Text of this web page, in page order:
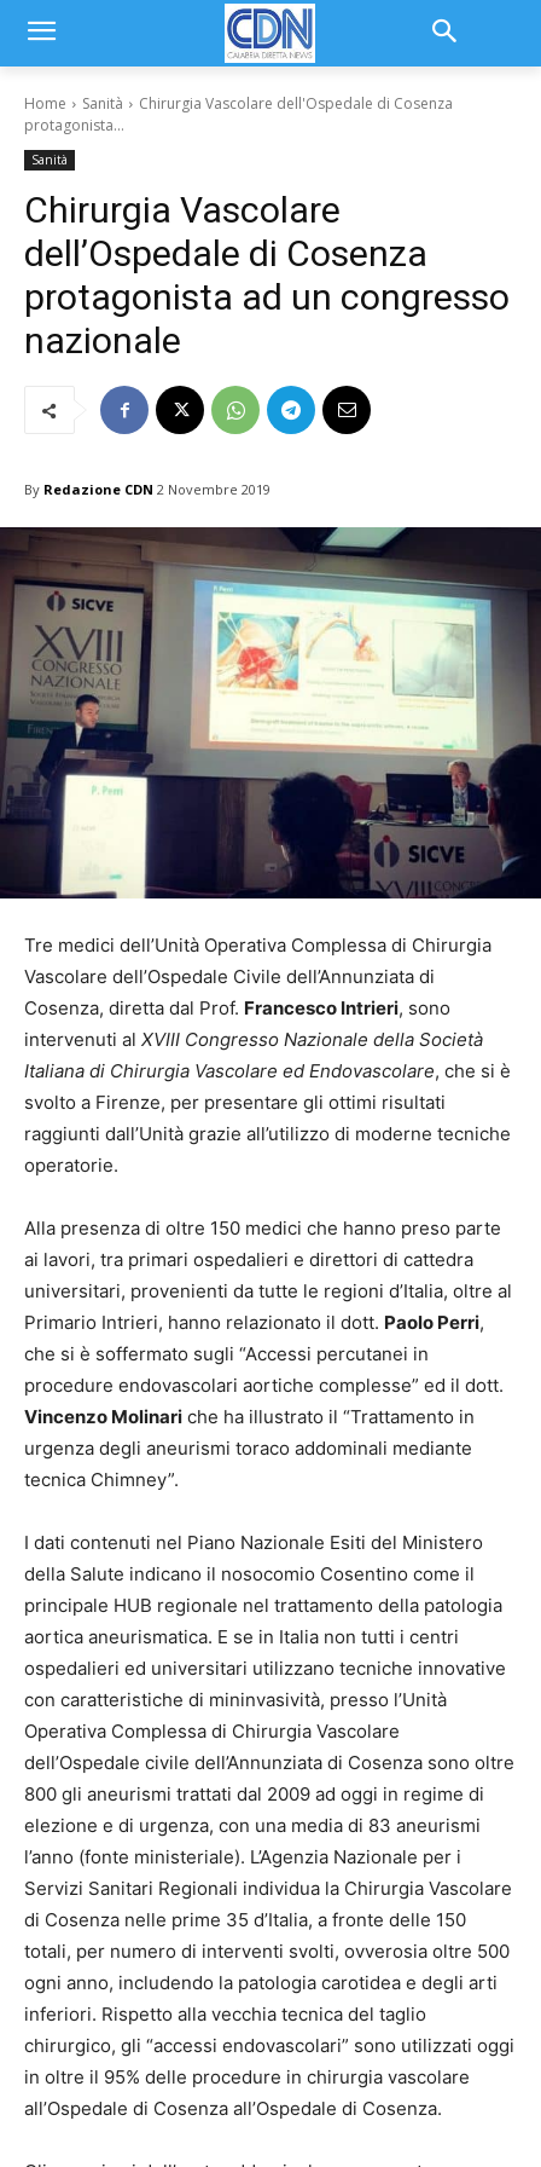
Home Sanità
Chirurgia Vascolare dell'Ospedale di Cosenza
protagonista...
Sanità
Chirurgia Vascolare
dell’Ospedale di Cosenza
protagonista ad un congresso
nazionale
By Redazione CDN 2 Novembre 2019
Tre medici dell’Unità Operativa Complessa di Chirurgia
Vascolare dell’Ospedale Civile dell’Annunziata di
Cosenza, diretta dal Prof. Francesco Intrieri, sono
intervenuti al XVIII Congresso Nazionale della Società
Italiana di Chirurgia Vascolare ed Endovascolare, che si è
svolto a Firenze, per presentare gli ottimi risultati
raggiunti dall’Unità grazie all’utilizzo di moderne tecniche
operatorie.
Alla presenza di oltre 150 medici che hanno preso parte
ai lavori, tra primari ospedalieri e direttori di cattedra
universitari, provenienti da tutte le regioni d’Italia, oltre al
Primario Intrieri, hanno relazionato il dott. Paolo Perri,
che si è soffermato sugli “Accessi percutanei in
procedure endovascolari aortiche complesse” ed il dott.
Vincenzo Molinari che ha illustrato il “Trattamento in
urgenza degli aneurismi toraco addominali mediante
tecnica Chimney”.
I dati contenuti nel Piano Nazionale Esiti del Ministero
della Salute indicano il nosocomio Cosentino come il
principale HUB regionale nel trattamento della patologia
aortica aneurismatica. E se in Italia non tutti i centri
ospedalieri ed universitari utilizzano tecniche innovative
con caratteristiche di mininvasività, presso l’Unità
Operativa Complessa di Chirurgia Vascolare
dell’Ospedale civile dell’Annunziata di Cosenza sono oltre
800 gli aneurismi trattati dal 2009 ad oggi in regime di
elezione e di urgenza, con una media di 83 aneurismi
l’anno (fonte ministeriale). L’Agenzia Nazionale per i
Servizi Sanitari Regionali individua la Chirurgia Vascolare
di Cosenza nelle prime 35 d’Italia, a fronte delle 150
totali, per numero di interventi svolti, ovverosia oltre 500
ogni anno, includendo la patologia carotidea e degli arti
inferiori. Rispetto alla vecchia tecnica del taglio
chirurgico, gli “accessi endovascolari” sono utilizzati oggi
in oltre il 95% delle procedure in chirurgia vascolare
all’Ospedale di Cosenza all’Ospedale di Cosenza.